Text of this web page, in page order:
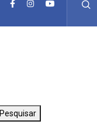
Pesquisar